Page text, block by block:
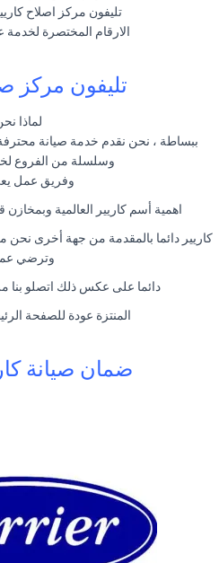
تليفون مركز اصلاح
الارقام المختصرة لخدمة
تليفون مركز
لماذا
ببساطة ، نحن نقدم خدمة صيانة
وسلسلة من الفروع
وفريق عمل
اهمية أسم كاريير العالمية
كاريير دائما بالمقدمة من جهة أخرى نحن
وترضي
دائما على عكس ذلك اتصلو بنا
المنتزة عودة للصفحة
ضمان صيانة